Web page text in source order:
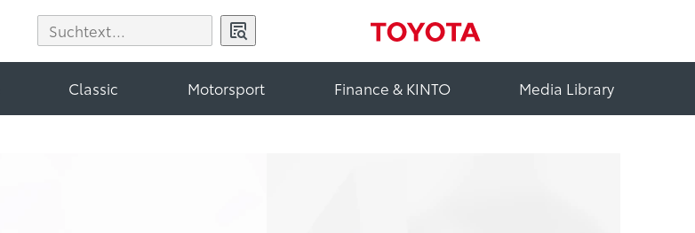
Classic Motorsport Finance & KINTO Media Library